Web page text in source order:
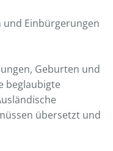
Einbürgerungen
Geburten und
beglaubigte
übersetzt und